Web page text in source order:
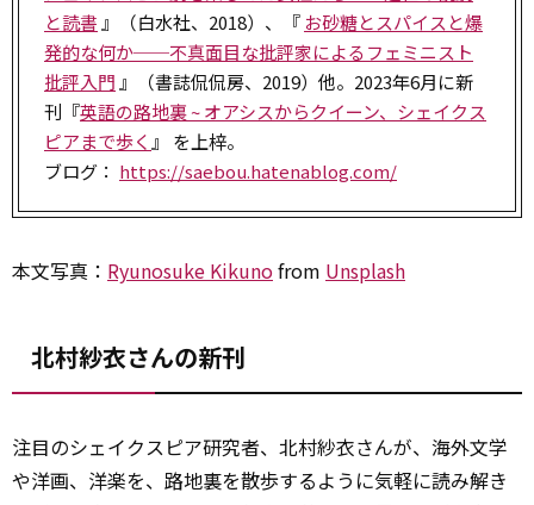
と読書 』（白水社、2018）、『 お砂糖とスパイスと爆
発的な何か──不真面目な批評家によるフェミニスト
批評入門 』（書誌侃侃房、2019）他。2023年6月に新
刊『英語の路地裏 ~ オアシスからクイーン、シェイクス
ピアまで歩く 』 を上梓。
ブログ： https://saebou.hatenablog.com/
本文写真： Ryunosuke Kikunofrom Unsplash
北村紗衣さんの新刊
注目のシェイクスピア研究者、北村紗衣さんが、海外文学
や洋画、洋楽を、路地裏を散歩するように気軽に読み解き